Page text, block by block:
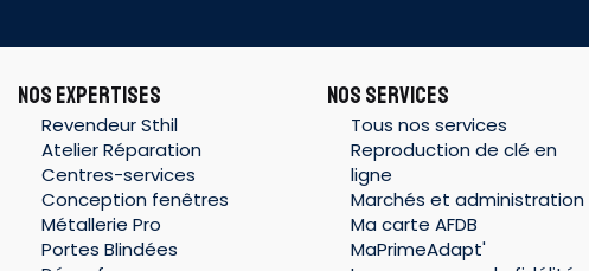
NOS EXPERTISES
Revendeur Sthil
Atelier Réparation
Centres-services
Conception fenêtres
Métallerie Pro
Portes Blindées
NOS SERVICES
Tous nos services
Reproduction de clé en
ligne
Marchés et administration
Ma carte AFDB
MaPrimeAdapt'